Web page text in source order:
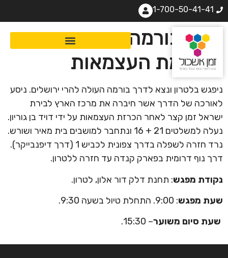
1-700-50-41-41
דרך בורמה וקרבות
מלחמת העצמאות
ניפגש בלטרון ונצא לדרך בורמה העולה להרי ירושלים. ניסע
לאורכה של הדרך אשר חיברה את מרכז הארץ לבירת
ישראל זמן קצר לאחר הכרזת העצמאות על ידי דויד בן גוריון.
נעלה למשלטים 21 + 16 ונתחבר למושבים בית מאיר ושורש.
נרד חזרה לשפלה בדרך צפונית לכביש 1 (דרך דיפנבייקר).
דרך נוף דרומית בפארק קנדה עד חזרה ללטרון.
נקודת מפגש: תחנת דלק דור אלון, לטרון.
שעת מפגש: 9:00. התחלת טיול בשעה 9:30.
שעת סיום משוער– 15:30.